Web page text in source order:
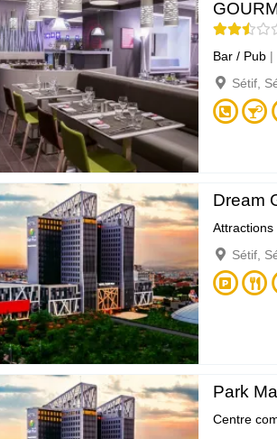
Bar / Pub|
Sétif,
Dream
Attractions
Sétif,
Park
Centre